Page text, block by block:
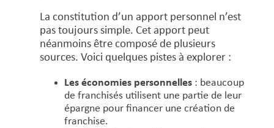
La constitution d’un apport personnel n’est
pas toujours simple. Cet apport peut
néanmoins être composé de plusieurs
sources. Voici quelques pistes à explorer :
Les économies personnelles: beaucoup
de franchisés utilisent une partie de leur
épargne pour financer une création de
franchise.